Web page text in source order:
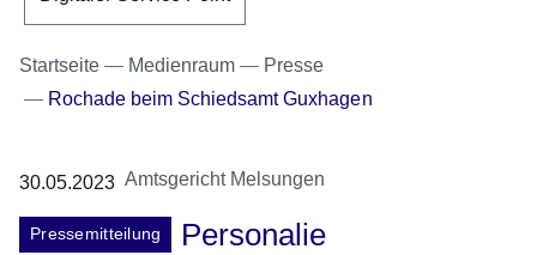
Startseite Medienraum
Presse
Rochade beim Schiedsamt Guxhagen
30.05.2023 Amtsgericht Melsungen
Pressemitteilung
Personalie